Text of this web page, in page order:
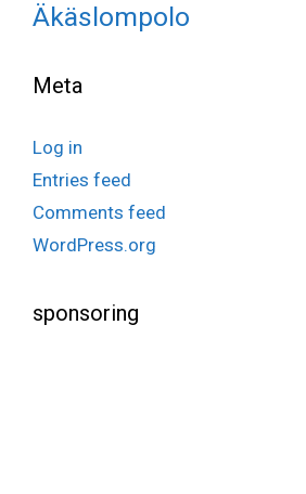
Äkäslompolo
Meta
Log in
Entries feed
Comments feed
WordPress.org
sponsoring